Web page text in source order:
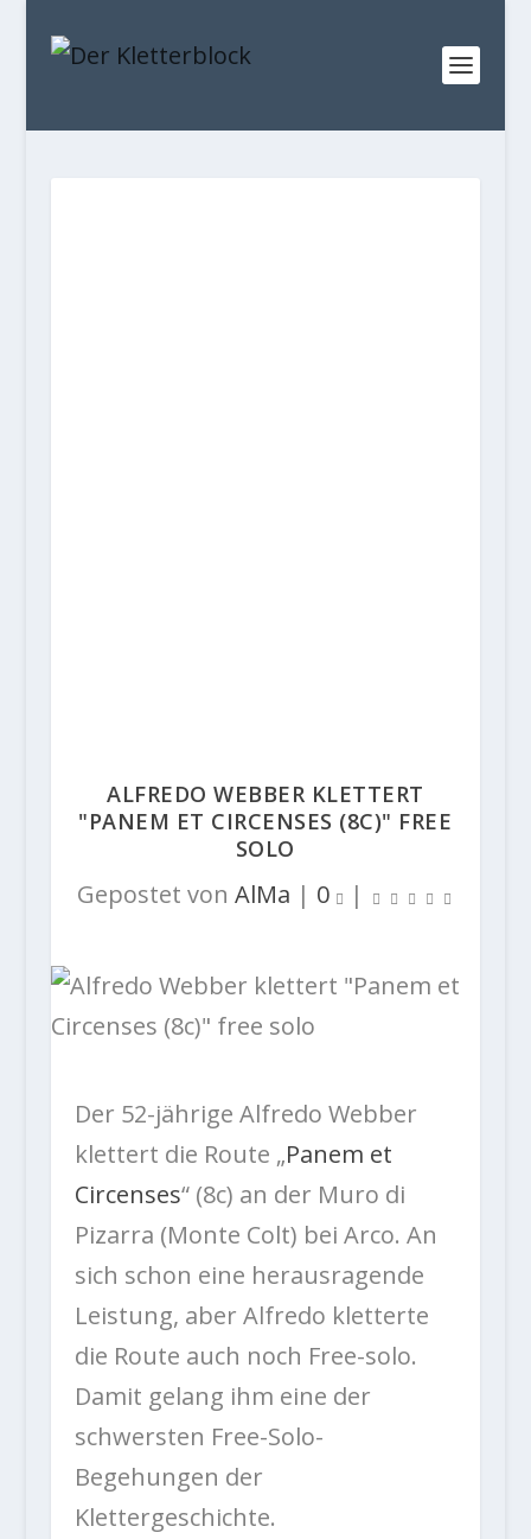
ALFREDO WEBBER KLETTERT
"PANEM ET CIRCENSES (8C)" FREE
SOLO
Gepostet vonAlMa | 0 |
Der 52-jährige Alfredo Webber
klettert die Route „Panem et
Circenses“ (8c) an der Muro di
Pizarra (Monte Colt) bei Arco. An
sich schon eine herausragende
Leistung, aber Alfredo kletterte
die Route auch noch Free-solo.
Damit gelang ihm eine der
schwersten Free-Solo-
Begehungen der
Klettergeschichte.